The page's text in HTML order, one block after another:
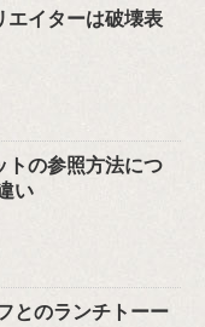
エイターは破壊表
トの参照方法につ
い
とのランチトーー